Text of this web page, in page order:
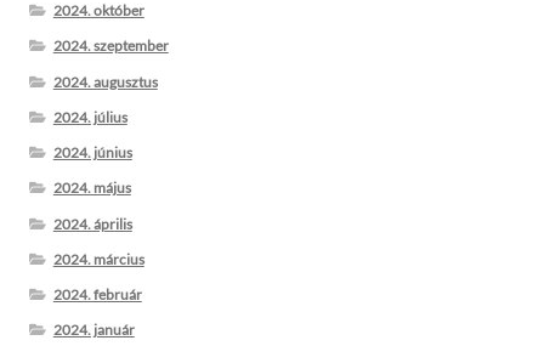
2024. október
2024. szeptember
2024. augusztus
2024. július
2024. június
2024. május
2024. április
2024. március
2024. február
2024. január